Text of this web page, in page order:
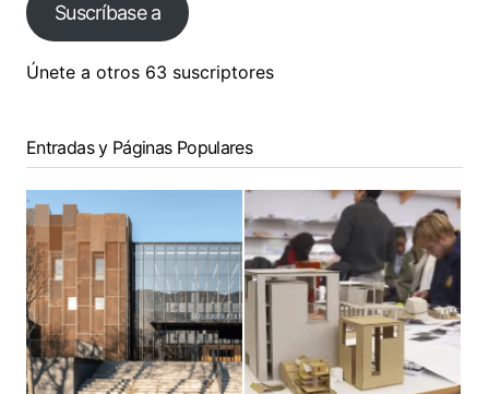
Suscríbase a
Únete a otros 63 suscriptores
Entradas y Páginas Populares